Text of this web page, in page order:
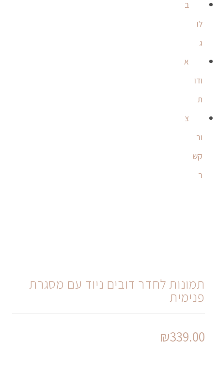
ב
לו
ג
א
ודו
ת
צ
ור
קש
ר
תמונות לחדר דובים ניוד עם מסגרת
פנימית
₪339.00